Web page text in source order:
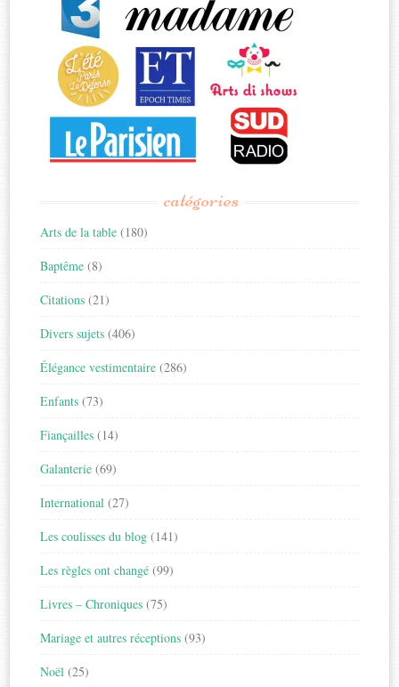
catégories
Arts de la table (180)
Baptême (8)
Citations (21)
Divers sujets (406)
Élégance vestimentaire (286)
Enfants (73)
Fiançailles (14)
Galanterie (69)
International (27)
Les coulisses du blog (141)
Les règles ont changé (99)
Livres – Chroniques (75)
Mariage et autres réceptions (93)
Noël (25)